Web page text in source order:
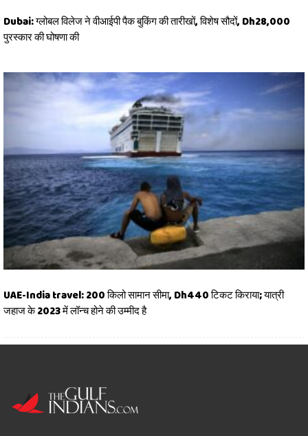
Dubai: ग्लोबल विलेज ने वीआईपी पैक बुकिंग की तारीखों, विशेष सौदों, Dh28,000
पुरस्कार की घोषणा की
UAE-India travel: 200 किलो सामान सीमा, Dh440 टिकट किराया; यात्री
जहाज के 2023 में लॉन्च होने की उम्मीद है